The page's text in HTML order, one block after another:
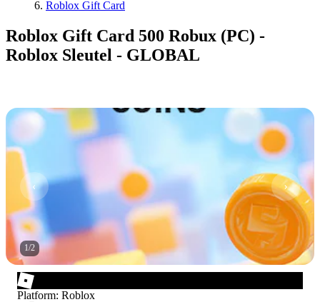
Roblox Gift Card
Roblox Gift Card 500 Robux (PC) -
Roblox Sleutel - GLOBAL
1/2
Platform: Roblox